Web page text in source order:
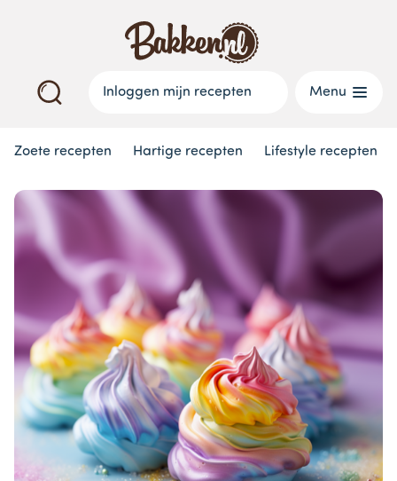
Inloggen mijn recepten Menu
Zoete recepten Hartige recepten Lifestyle recepten